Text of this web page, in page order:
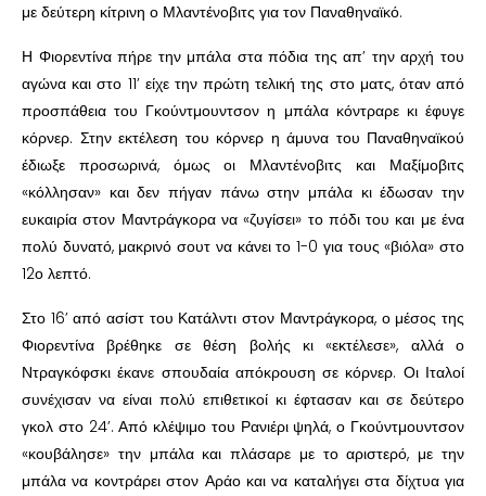
με δεύτερη κίτρινη ο Μλαντένοβιτς για τον Παναθηναϊκό.
Η Φιορεντίνα πήρε την μπάλα στα πόδια της απ’ την αρχή του
αγώνα και στο 11’ είχε την πρώτη τελική της στο ματς, όταν από
προσπάθεια του Γκούντμουντσον η μπάλα κόντραρε κι έφυγε
κόρνερ. Στην εκτέλεση του κόρνερ η άμυνα του Παναθηναϊκού
έδιωξε προσωρινά, όμως οι Μλαντένοβιτς και Μαξίμοβιτς
«κόλλησαν» και δεν πήγαν πάνω στην μπάλα κι έδωσαν την
ευκαιρία στον Μαντράγκορα να «ζυγίσει» το πόδι του και με ένα
πολύ δυνατό, μακρινό σουτ να κάνει το 1-0 για τους «βιόλα» στο
12ο λεπτό.
Στο 16’ από ασίστ του Κατάλντι στον Μαντράγκορα, ο μέσος της
Φιορεντίνα βρέθηκε σε θέση βολής κι «εκτέλεσε», αλλά ο
Ντραγκόφσκι έκανε σπουδαία απόκρουση σε κόρνερ. Οι Ιταλοί
συνέχισαν να είναι πολύ επιθετικοί κι έφτασαν και σε δεύτερο
γκολ στο 24’. Από κλέψιμο του Ρανιέρι ψηλά, ο Γκούντμουντσον
«κουβάλησε» την μπάλα και πλάσαρε με το αριστερό, με την
μπάλα να κοντράρει στον Αράο και να καταλήγει στα δίχτυα για